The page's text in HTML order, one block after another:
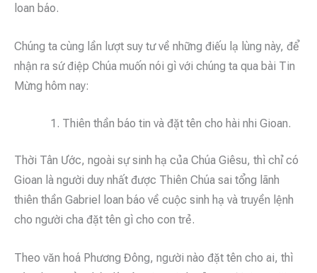
loan báo.
Chúng ta cùng lần lượt suy tư về những điếu lạ lùng này, để
nhận ra sứ điệp Chúa muốn nói gì với chúng ta qua bài Tin
Mừng hôm nay:
Thiên thần báo tin và đặt tên cho hài nhi Gioan.
Thời Tân Ước, ngoài sự sinh hạ của Chúa Giêsu, thì chỉ có
Gioan là người duy nhất được Thiên Chúa sai tổng lãnh
thiên thần Gabriel loan báo về cuộc sinh hạ và truyền lệnh
cho người cha đặt tên gì cho con trẻ.
Theo văn hoá Phương Đông, người nào đặt tên cho ai, thì